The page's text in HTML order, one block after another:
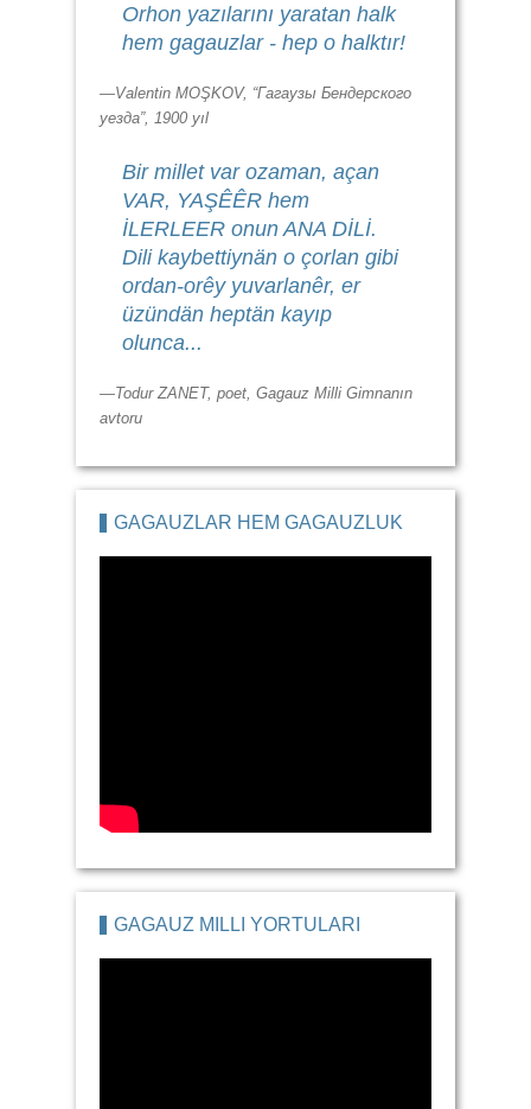
Orhon yazılarını yaratan halk
hem gagauzlar - hep o halktır!
—Valentin MOŞKOV, “Гагаузы Бендерского
уезда”, 1900 yıl
Bir millet var ozaman, açan
VAR, YAŞÊÊR hem
İLERLEER onun ANA DİLİ.
Dili kaybettiynän o çorlan gibi
ordan-orêy yuvarlanêr, er
üzündän heptän kayıp
olunca...
—Todur ZANET, poet, Gagauz Milli Gimnanın
avtoru
GAGAUZLAR HEM GAGAUZLUK
GAGAUZ MILLI YORTULARI